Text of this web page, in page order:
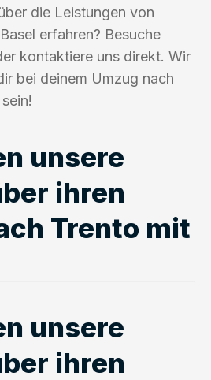
die Leistungen von
erfahren? Besuche
kontaktiere uns direkt. Wir
bei deinem Umzug nach
unsere
ihren
Trento mit
unsere
ihren